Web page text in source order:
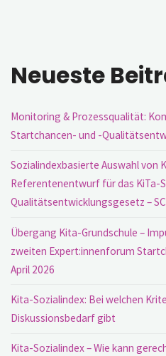
Neueste
Monitoring & Prozessqualität:
Startchancen- und -
Sozialindexbasierte Auswahl von
Referentenentwurf für das KiTa-
Qualitätsentwicklungsgesetz –
Übergang Kita-Grundschule –
zweiten Expert:innenforum
April 2026
Kita-Sozialindex: Bei welchen
Diskussionsbedarf gibt
Kita-Sozialindex – Wie kann